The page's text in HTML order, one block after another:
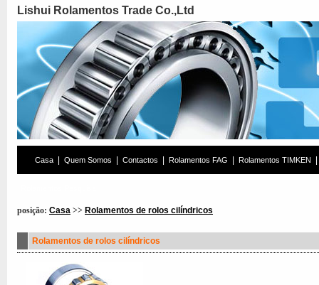
Lishui Rolamentos Trade Co.,Ltd
Casa Quem Somos Contactos Rolamentos FAG Rolamentos TIMKEN
posição: Casa >> Rolamentos de rolos cilíndricos
Rolamentos de rolos cilíndricos